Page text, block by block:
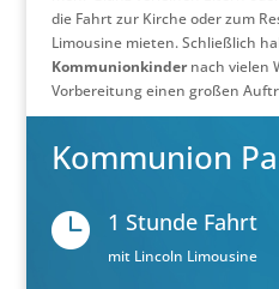
die Fahrt zur Kirche oder zum
Limousine mieten. Schließlich
Kommunionkindernach vielen
Vorbereitung einen großen
Kommunion
1 Stunde Fahrt
mit Lincoln Limousine